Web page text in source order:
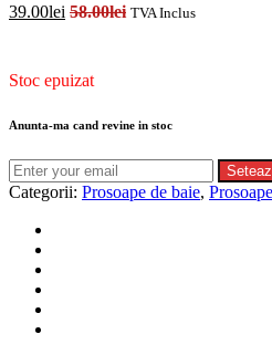
39.00lei 58.00lei TVA Inclus
Stoc epuizat
Anunta-ma cand revine in stoc
Categorii: Prosoape de baie,